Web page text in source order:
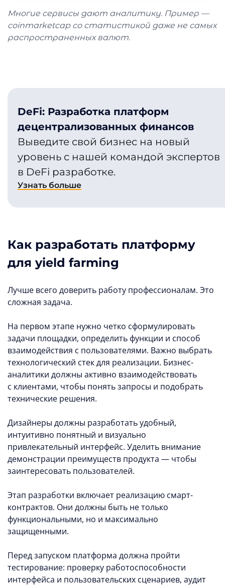
Многие сервисы дают аналитику. Пример —
coinmarketcap со статистикой даже не самых
распространенных валют.
DeFi: Разработка платформ
децентрализованных финансов
Выведите свой бизнес на новый
уровень с нашей командой экспертов
в DeFi разработке.
Узнать больше
Как разработать платформу
для yield farming
Лучше всего доверить работу профессионалам. Это
сложная задача.
На первом этапе нужно четко сформулировать
задачи площадки, определить функции и способ
взаимодействия с пользователями. Важно выбрать
технологический стек для реализации. Бизнес-
аналитики должны активно взаимодействовать
с клиентами, чтобы понять запросы и подобрать
технические решения.
Дизайнеры должны разработать удобный,
интуитивно понятный и визуально
привлекательный интерфейс. Уделить внимание
демонстрации преимуществ продукта — чтобы
заинтересовать пользователей.
Этап разработки включает реализацию смарт-
контрактов. Они должны быть не только
функциональными, но и максимально
защищенными.
Перед запуском платформа должна пройти
тестирование: проверку работоспособности
интерфейса и пользовательских сценариев, аудит